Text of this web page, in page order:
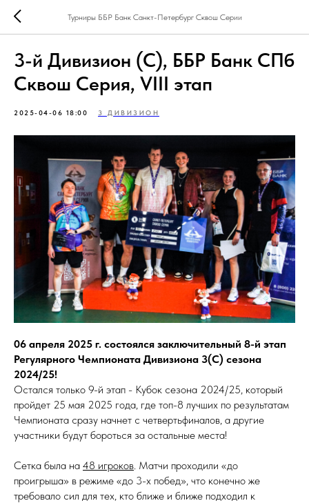
Турниры ББР Банк Санкт-Петербург Сквош Серии
3-й Дивизион (С), ББР Банк СПб
Сквош Серия, VIII этап
2025-04-06 18:00 3 ДИВИЗИОН
06 апреля 2025 г. состоялся заключительный 8-й этап
Регулярного Чемпионата Дивизиона 3(С) сезона
2024/25!
Остался только 9-й этап - Кубок сезона 2024/25, который
пройдет 25 мая 2025 года, где топ-8 лучших по результатам
Чемпионата сразу начнет с четвертьфиналов, а другие
участники будут бороться за остальные места!
Сетка была на 48 игроков. Матчи проходили «до
проигрыша» в режиме «до 3-х побед», что конечно же
требовало сил для тех, кто ближе и ближе подходил к